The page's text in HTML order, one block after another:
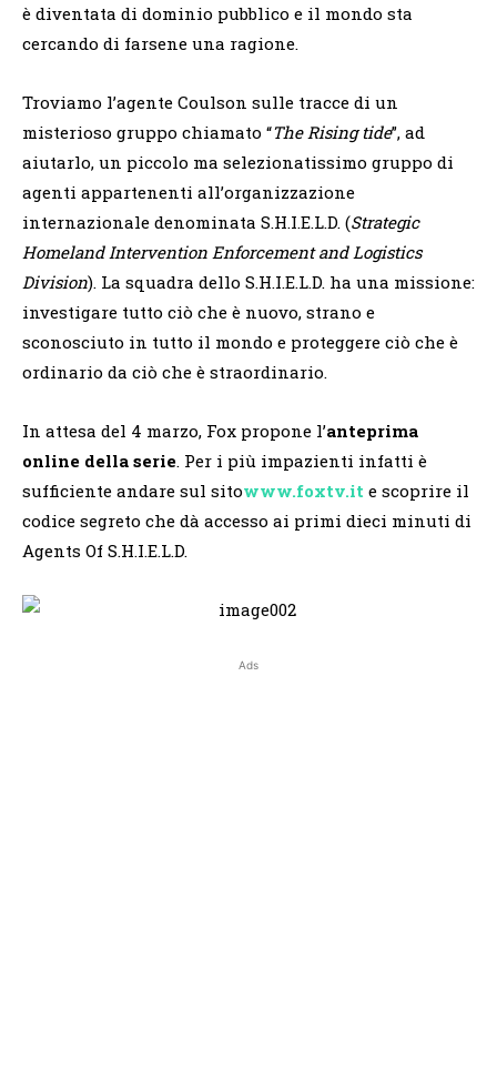
è diventata di dominio pubblico e il mondo sta
cercando di farsene una ragione.
Troviamo l’agente Coulson sulle tracce di un
misterioso gruppo chiamato “The Rising tide”, ad
aiutarlo, un piccolo ma selezionatissimo gruppo di
agenti appartenenti all’organizzazione
internazionale denominata S.H.I.E.L.D. (Strategic
Homeland Intervention Enforcement and Logistics
Division). La squadra dello S.H.I.E.L.D. ha una missione:
investigare tutto ciò che è nuovo, strano e
sconosciuto in tutto il mondo e proteggere ciò che è
ordinario da ciò che è straordinario.
In attesa del 4 marzo, Fox propone l’anteprima
online della serie. Per i più impazienti infatti è
sufficiente andare sul sitowww.foxtv.it e scoprire il
codice segreto che dà accesso ai primi dieci minuti di
Agents Of S.H.I.E.L.D.
Ads